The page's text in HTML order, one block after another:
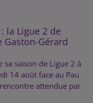
: la Ligue 2 de
Gaston-Gérard
sa saison de Ligue 2 à
14 août face au Pau
attendue par